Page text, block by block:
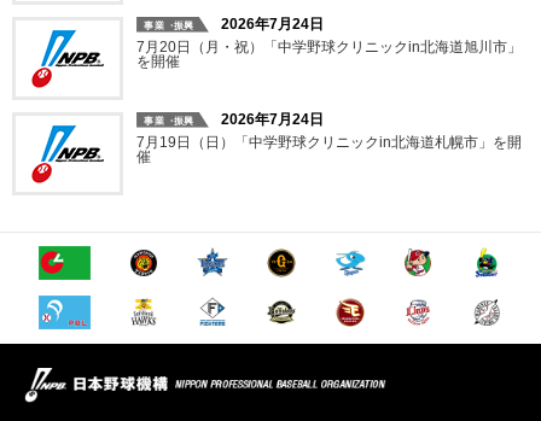
2026年7月24日
7月20日（月・祝）「中学野球クリニックin北海道旭川市」
を開催
2026年7月24日
7月19日（日）「中学野球クリニックin北海道札幌市」を開
催